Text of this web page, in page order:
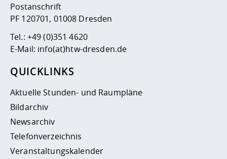
Postanschrift
PF 120701, 01008 Dresden
Tel.: +49 (0)351 4620
E-Mail: info(at)htw-dresden.de
QUICKLINKS
Aktuelle Stunden- und Raumpläne
Bildarchiv
Newsarchiv
Telefonverzeichnis
Veranstaltungskalender